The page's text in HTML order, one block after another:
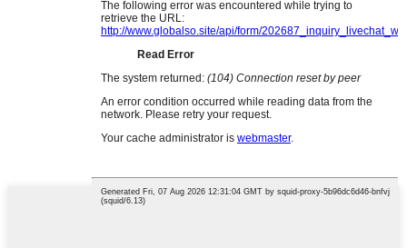
Таза никель сым
Платина родий сымы